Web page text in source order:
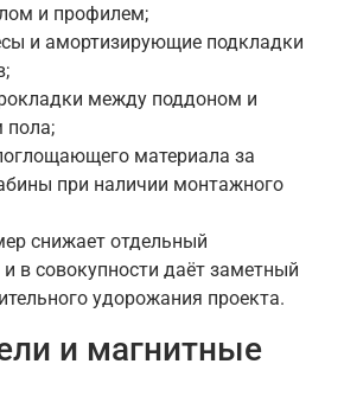
и профилем;
и амортизирующие подкладки
между поддоном и
пола;
материала за
при наличии монтажного
снижает отдельный
в совокупности даёт заметный
удорожания проекта.
и магнитные